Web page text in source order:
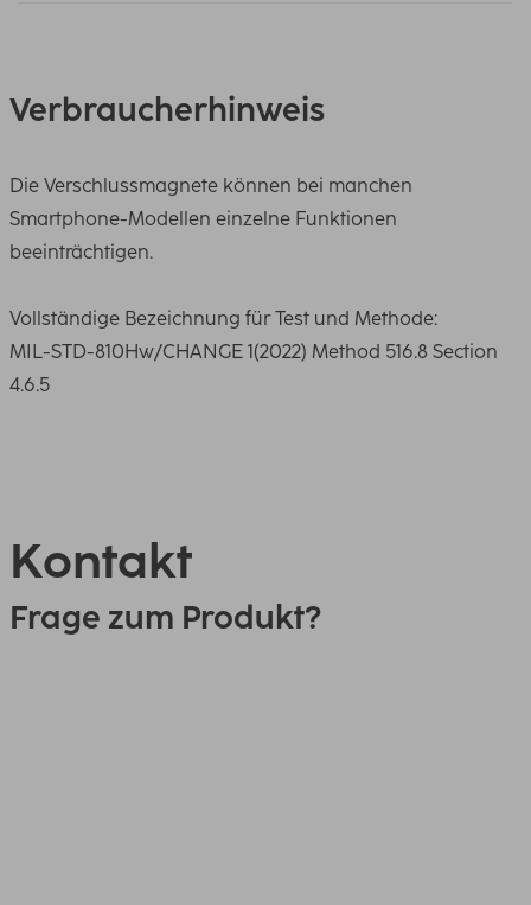
Verbraucherhinweis
Die Verschlussmagnete können bei manchen
Smartphone-Modellen einzelne Funktionen
beeinträchtigen.
Vollständige Bezeichnung für Test und Methode:
MIL-STD-810Hw/CHANGE 1(2022) Method 516.8 Section
4.6.5
Kontakt
Frage zum Produkt?